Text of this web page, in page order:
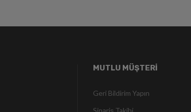
MUTLU MÜŞTERİ
Geri Bildirim Yapın
Sipariş Takibi